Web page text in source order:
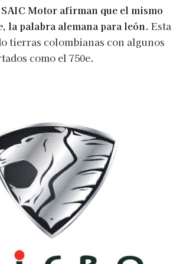
SAIC Motor afirman que el mismo
, la palabra alemana para león. Esta
tierras colombianas con algunos
como el 750e.